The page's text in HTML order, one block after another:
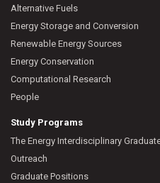
Alternative Fuels
Energy Storage and Conversion
Renewable Energy Sources
Energy Conservation
Computational Research
People
Study Programs
The Energy Interdisciplinary
Outreach
Graduate Positions